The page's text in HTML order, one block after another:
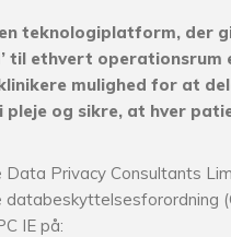
teknologiplatform, der
til ethvert
mulighed for at
pleje og sikre, at hver
Data Privacy Consultants
databeskyttelsesforordning
IE på: